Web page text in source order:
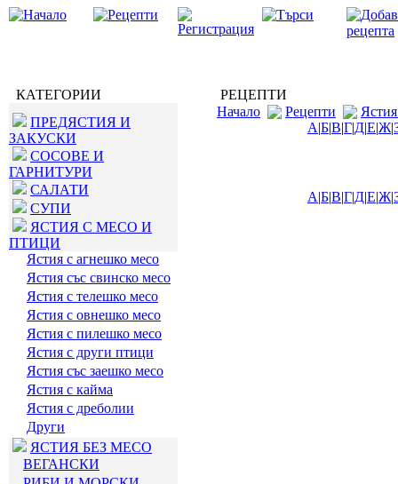
КАТЕГОРИИ
ПРЕДЯСТИЯ И
ЗАКУСКИ
СОСОВЕ И
ГАРНИТУРИ
САЛАТИ
СУПИ
ЯСТИЯ С МЕСО И
ПТИЦИ
Ястия с агнешко месо
Ястия със свинско месо
Ястия с телешко месо
Ястия с овнешко месо
Ястия с пилешко месо
Ястия с други птици
Ястия със заешко месо
Ястия с кайма
Ястия с дреболии
Други
ЯСТИЯ БЕЗ МЕСО
ВЕГАНСКИ
РЕЦЕПТИ
Начало
Рецепти
А|Б|В|Г|Д|Е|Ж|
А|Б|В|Г|Д|Е|Ж|